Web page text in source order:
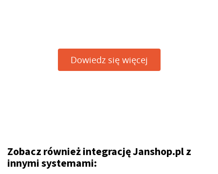
Dowiedz się więcej
Zobacz również integrację Janshop.pl z
innymi systemami: